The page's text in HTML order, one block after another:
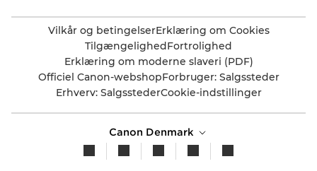
Vilkår og betingelserErklæring om Cookies
TilgængelighedFortrolighed
Erklæring om moderne slaveri (PDF)
Officiel Canon-webshopForbruger: Salgssteder
Erhverv: SalgsstederCookie-indstillinger
Canon Denmark